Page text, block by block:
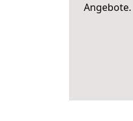
Angebote.